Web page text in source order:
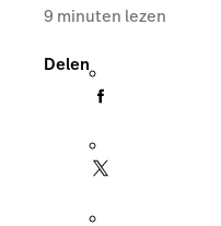
9 minuten lezen
Delen